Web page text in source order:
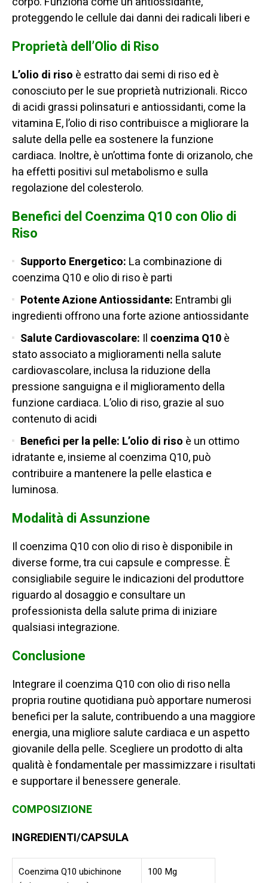
proteggendo le cellule dai danni dei radicali liberi e
Proprietà dell’Olio di Riso
L’olio di riso è estratto dai semi di riso ed è
conosciuto per le sue proprietà nutrizionali. Ricco
di acidi grassi polinsaturi e antiossidanti, come la
vitamina E, l’olio di riso contribuisce a migliorare la
salute della pelle ea sostenere la funzione
cardiaca. Inoltre, è un’ottima fonte di orizanolo, che
ha effetti positivi sul metabolismo e sulla
regolazione del colesterolo.
Benefici del Coenzima Q10 con Olio di
Riso
Supporto Energetico: La combinazione di
coenzima Q10 e olio di riso è parti
Potente Azione Antiossidante: Entrambi gli
ingredienti offrono una forte azione antiossidante
Salute Cardiovascolare: Il coenzima Q10è
stato associato a miglioramenti nella salute
cardiovascolare, inclusa la riduzione della
pressione sanguigna e il miglioramento della
funzione cardiaca. L’olio di riso, grazie al suo
contenuto di acidi
Benefici per la pelle: L’olio di riso è un ottimo
idratante e, insieme al coenzima Q10, può
contribuire a mantenere la pelle elastica e
luminosa.
Modalità di Assunzione
Il coenzima Q10 con olio di riso è disponibile in
diverse forme, tra cui capsule e compresse. È
consigliabile seguire le indicazioni del produttore
riguardo al dosaggio e consultare un
professionista della salute prima di iniziare
qualsiasi integrazione.
Conclusione
Integrare il coenzima Q10 con olio di riso nella
propria routine quotidiana può apportare numerosi
benefici per la salute, contribuendo a una maggiore
energia, una migliore salute cardiaca e un aspetto
giovanile della pelle. Scegliere un prodotto di alta
qualità è fondamentale per massimizzare i risultati
e supportare il benessere generale.
COMPOSIZIONE
INGREDIENTI/CAPSULA
Coenzima Q10 ubichinone
100 Mg